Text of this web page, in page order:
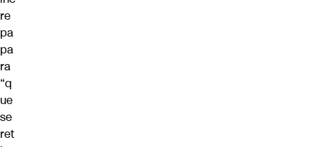
re
pa
pa
ra
“q
ue
se
ret